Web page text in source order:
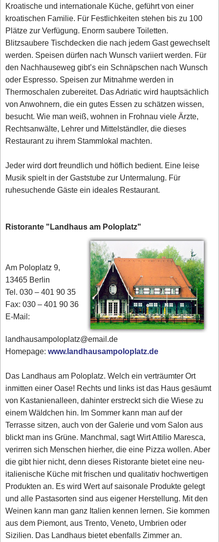
Kroatische und internationale Küche, geführt von einer
kroatischen Familie. Für Festlichkeiten stehen bis zu 100
Plätze zur Verfügung. Enorm saubere Toiletten.
Blitzsaubere Tischdecken die nach jedem Gast gewechselt
werden. Speisen dürfen nach Wunsch variiert werden. Für
den Nachhauseweg gibt’s ein Schnäpschen nach Wunsch
oder Espresso. Speisen zur Mitnahme werden in
Thermoschalen zubereitet. Das Adriatic wird hauptsächlich
von Anwohnern, die ein gutes Essen zu schätzen wissen,
besucht. Wie man weiß, wohnen in Frohnau viele Ärzte,
Rechtsanwälte, Lehrer und Mittelständler, die dieses
Restaurant zu ihrem Stammlokal machten.
Jeder wird dort freundlich und höflich bedient. Eine leise
Musik spielt in der Gaststube zur Untermalung. Für
ruhesuchende Gäste ein ideales Restaurant.
Ristorante "Landhaus am Poloplatz"
Am Poloplatz 9,
13465 Berlin
Tel. 030 – 401 90 35
Fax: 030 – 401 90 36
E-Mail:
landhausampoloplatz@email.de
Homepage:www.landhausampoloplatz.de
Das Landhaus am Poloplatz. Welch ein verträumter Ort
inmitten einer Oase! Rechts und links ist das Haus gesäumt
von Kastanienalleen, dahinter erstreckt sich die Wiese zu
einem Wäldchen hin. Im Sommer kann man auf der
Terrasse sitzen, auch von der Galerie und vom Salon aus
blickt man ins Grüne. Manchmal, sagt Wirt Attilio Maresca,
verirren sich Menschen hierher, die eine Pizza wollen. Aber
die gibt hier nicht, denn dieses Ristorante bietet eine neu-
italienische Küche mit frischen und qualitativ hochwertigen
Produkten an. Es wird Wert auf saisonale Produkte gelegt
und alle Pastasorten sind aus eigener Herstellung. Mit den
Weinen kann man ganz Italien kennen lernen. Sie kommen
aus dem Piemont, aus Trento, Veneto, Umbrien oder
Sizilien. Das Landhaus bietet ebenfalls Zimmer an.